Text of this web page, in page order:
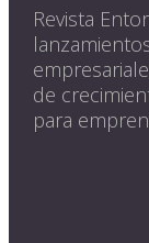
Revista
de
para